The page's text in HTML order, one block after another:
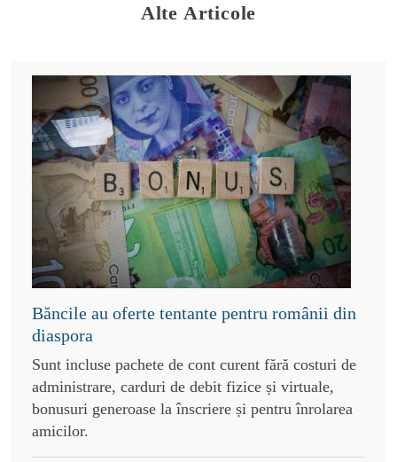
Alte Articole
Băncile au oferte tentante pentru românii din
diaspora
Sunt incluse pachete de cont curent fără costuri de
administrare, carduri de debit fizice și virtuale,
bonusuri generoase la înscriere și pentru înrolarea
amicilor.